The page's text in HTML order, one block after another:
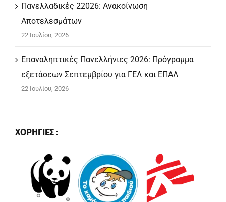
Πανελλαδικές 22026: Ανακοίνωση
Αποτελεσμάτων
22 Ιουλίου, 2026
Επαναληπτικές Πανελλήνιες 2026: Πρόγραμμα
εξετάσεων Σεπτεμβρίου για ΓΕΛ και ΕΠΑΛ
22 Ιουλίου, 2026
ΧΟΡΗΓΙΕΣ :